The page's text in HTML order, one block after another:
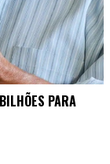
PARA